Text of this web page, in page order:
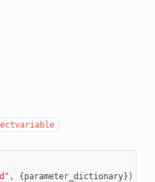
, {parameter_dictionary})